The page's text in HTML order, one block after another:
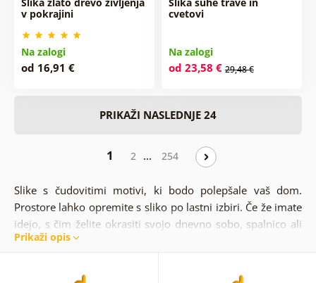
v pokrajini
Na zalogi
od 16,91 €
cvetovi
Na zalogi
od 23,58 € 29,48 €
PRIKAŽI NASLEDNJE 24
1 2 … 254
Slike s čudovitimi motivi, ki bodo polepšale vaš dom.
Prostore lahko opremite s sliko po lastni izbiri. Če že imate
idejo, s čim želite okrasiti svojo dnevno sobo, spalnico ali
kuhinjo, vam bo kategorizacija slik po motivih zagotovo v
zanimajo vrednote fengshuija? Vse to in še veliko več
Prikaži opis